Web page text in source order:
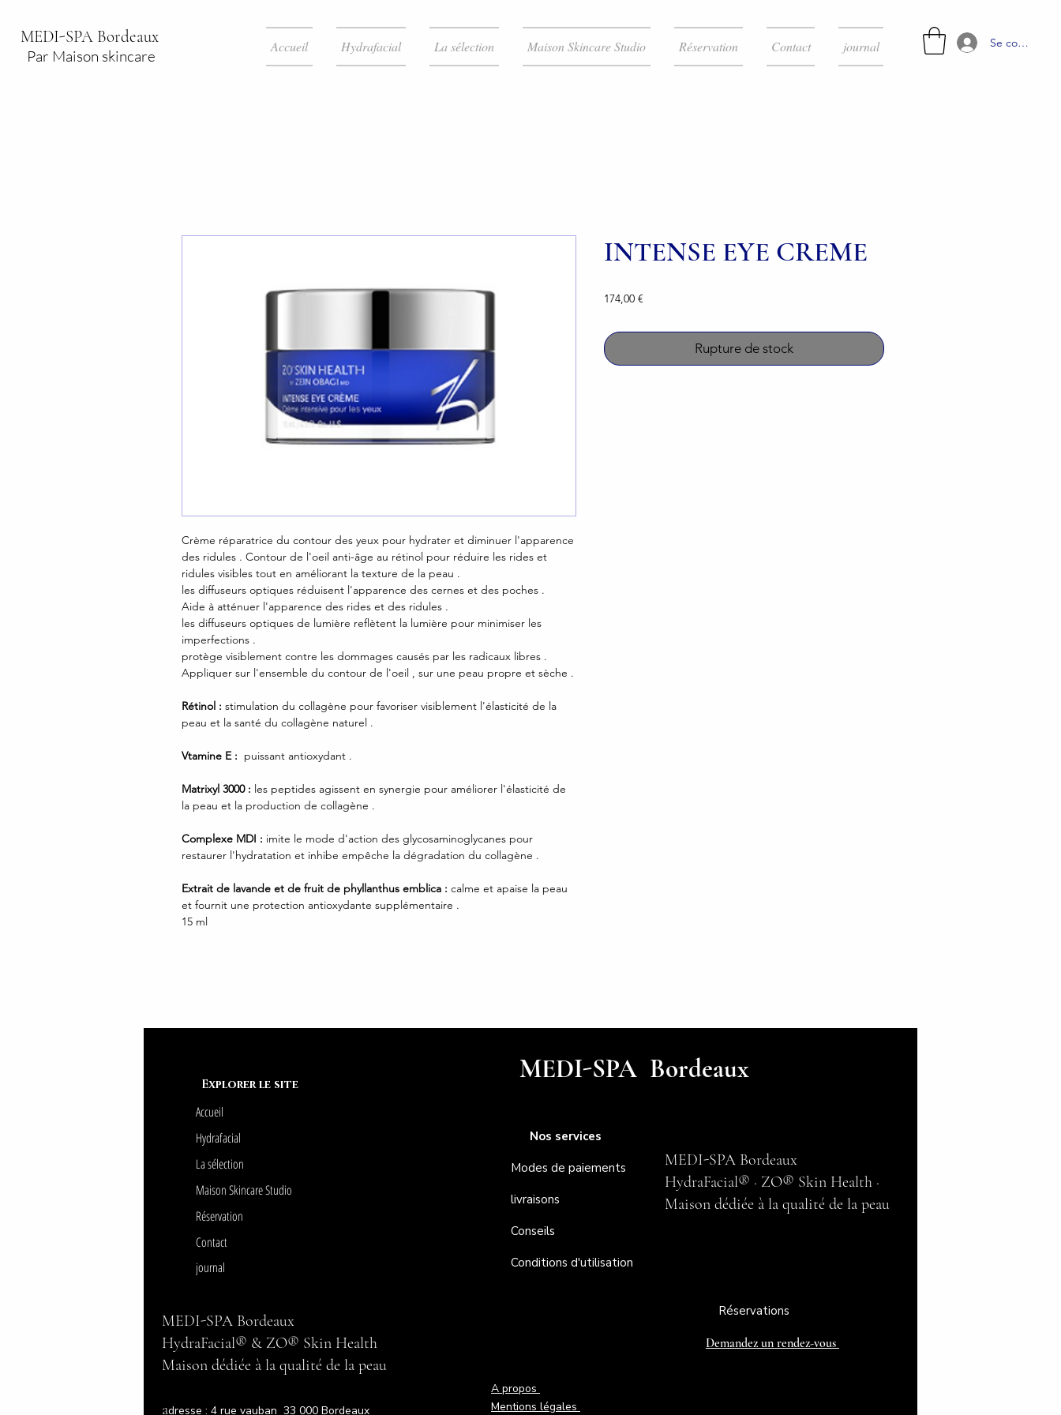
MEDI-SPA Bordeaux
Par Maison skincare
Accueil Hydrafacial La sélection Maison Skincare Studio Réservation Contact journal Se connecter
Crème réparatrice du contour des yeux pour hydrater et diminuer l'apparence
des ridules . Contour de l'oeil anti-âge au rétinol pour réduire les rides et
ridules visibles tout en améliorant la texture de la peau .
les diffuseurs optiques réduisent l'apparence des cernes et des poches .
Aide à atténuer l'apparence des rides et des ridules .
les diffuseurs optiques de lumière reflètent la lumière pour minimiser les
imperfections .
protège visiblement contre les dommages causés par les radicaux libres .
Appliquer sur l'ensemble du contour de l'oeil , sur une peau propre et sèche .
Rétinol : stimulation du collagène pour favoriser visiblement l'élasticité de la
peau et la santé du collagène naturel .
Vtamine E : puissant antioxydant .
Matrixyl 3000 : les peptides agissent en synergie pour améliorer l'élasticité de
la peau et la production de collagène .
Complexe MDI : imite le mode d'action des glycosaminoglycanes pour
restaurer l'hydratation et inhibe empêche la dégradation du collagène .
Extrait de lavande et de fruit de phyllanthus emblica : calme et apaise la peau
et fournit une protection antioxydante supplémentaire .
15 ml
INTENSE EYE CREME
174,00 €Prix
Rupture de stock
Explorer le site
Accueil
Hydrafacial
La sélection
Maison Skincare Studio
Réservation
Contact
journal
MEDI-SPA Bordeaux
HydraFacial® & ZO® Skin Health
Maison dédiée à la qualité de la peau
adresse : 4 rue vauban 33 000 Bordeaux
MEDI-SPA Bordeaux
Nos services
Modes de paiements
livraisons
Conseils
Conditions d'utilisation
MEDI-SPA Bordeaux
HydraFacial® · ZO® Skin Health ·
Maison dédiée à la qualité de la peau
Réservations
Demandez un rendez-vous
A propos
Mentions légales